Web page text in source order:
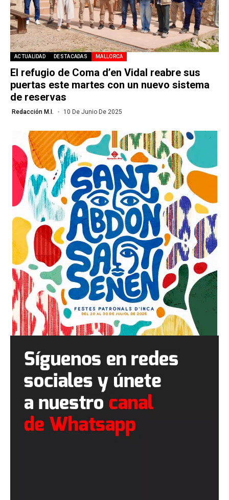
ACTUALIDAD DESTACADAS MALLORCA
El refugio de Coma d’en Vidal reabre sus
puertas este martes con un nuevo sistema
de reservas
Redacción M.I. 10 De Junio De 2025